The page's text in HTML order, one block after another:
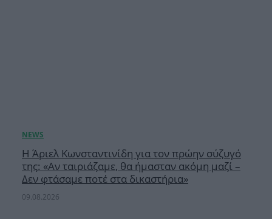
Η Άριελ Κωνσταντινίδη για τον πρώην σύζυγό
της: «Αν ταιριάζαμε, θα ήμασταν ακόμη μαζί –
Δεν φτάσαμε ποτέ στα δικαστήρια»
09.08.2026